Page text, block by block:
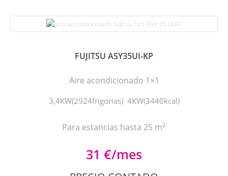
FUJITSU ASY35UI-KP
Aire acondicionado 1×1
3,4KW(2924frigorias) 4KW(3440kcal)
Para estancias hasta 25 m2
31 €/mes